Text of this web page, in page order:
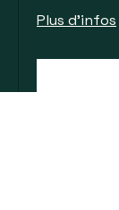
Plus d'infos